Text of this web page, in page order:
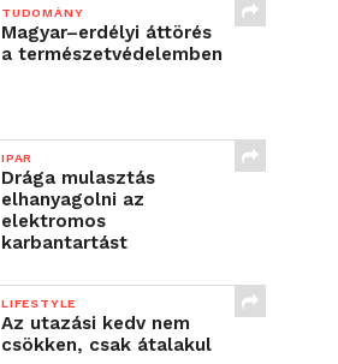
TUDOMÁNY
Magyar–erdélyi áttörés
a természetvédelemben
IPAR
Drága mulasztás
elhanyagolni az
elektromos
karbantartást
LIFESTYLE
Az utazási kedv nem
csökken, csak átalakul